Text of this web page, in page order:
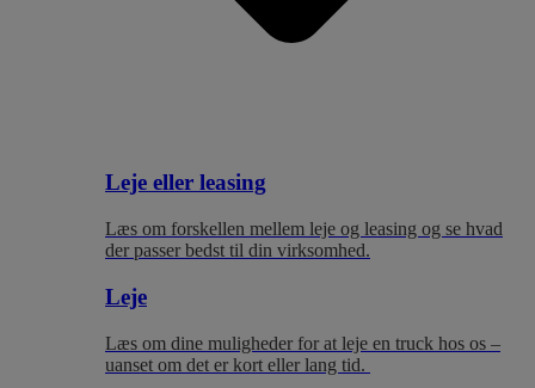
Leje eller leasing
Læs om forskellen mellem leje og leasing og se hvad
der passer bedst til din virksomhed.
Leje
Læs om dine muligheder for at leje en truck hos os –
uanset om det er kort eller lang tid.